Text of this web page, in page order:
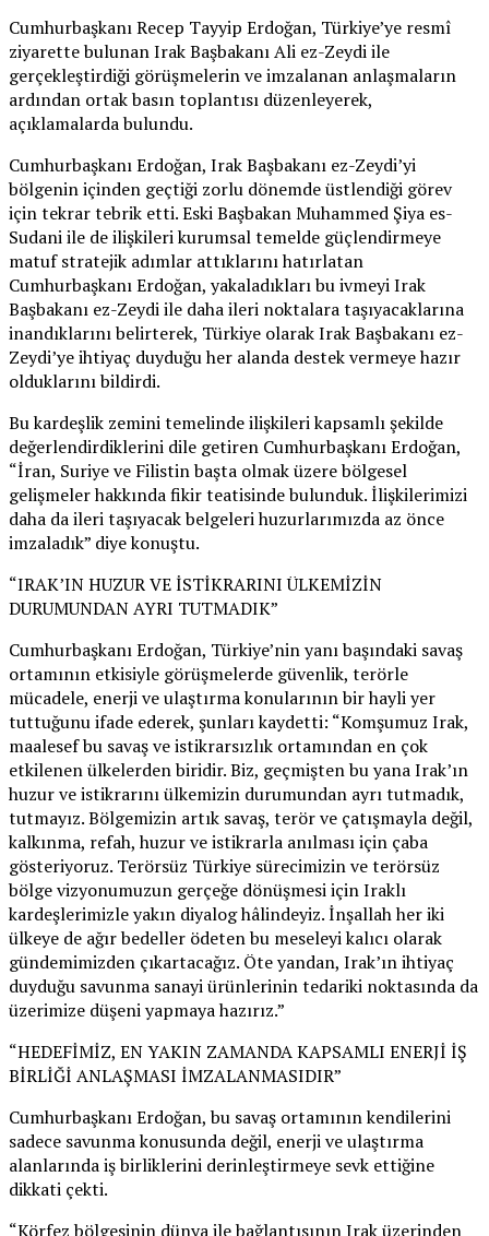
Cumhurbaşkanı Recep Tayyip Erdoğan, Türkiye’ye resmî
ziyarette bulunan Irak Başbakanı Ali ez-Zeydi ile
gerçekleştirdiği görüşmelerin ve imzalanan anlaşmaların
ardından ortak basın toplantısı düzenleyerek,
açıklamalarda bulundu.
Cumhurbaşkanı Erdoğan, Irak Başbakanı ez-Zeydi’yi
bölgenin içinden geçtiği zorlu dönemde üstlendiği görev
için tekrar tebrik etti. Eski Başbakan Muhammed Şiya es-
Sudani ile de ilişkileri kurumsal temelde güçlendirmeye
matuf stratejik adımlar attıklarını hatırlatan
Cumhurbaşkanı Erdoğan, yakaladıkları bu ivmeyi Irak
Başbakanı ez-Zeydi ile daha ileri noktalara taşıyacaklarına
inandıklarını belirterek, Türkiye olarak Irak Başbakanı ez-
Zeydi’ye ihtiyaç duyduğu her alanda destek vermeye hazır
olduklarını bildirdi.
Bu kardeşlik zemini temelinde ilişkileri kapsamlı şekilde
değerlendirdiklerini dile getiren Cumhurbaşkanı Erdoğan,
“İran, Suriye ve Filistin başta olmak üzere bölgesel
gelişmeler hakkında fikir teatisinde bulunduk. İlişkilerimizi
daha da ileri taşıyacak belgeleri huzurlarımızda az önce
imzaladık” diye konuştu.
“IRAK’IN HUZUR VE İSTİKRARINI ÜLKEMİZİN
DURUMUNDAN AYRI TUTMADIK”
Cumhurbaşkanı Erdoğan, Türkiye’nin yanı başındaki savaş
ortamının etkisiyle görüşmelerde güvenlik, terörle
mücadele, enerji ve ulaştırma konularının bir hayli yer
tuttuğunu ifade ederek, şunları kaydetti: “Komşumuz Irak,
maalesef bu savaş ve istikrarsızlık ortamından en çok
etkilenen ülkelerden biridir. Biz, geçmişten bu yana Irak’ın
huzur ve istikrarını ülkemizin durumundan ayrı tutmadık,
tutmayız. Bölgemizin artık savaş, terör ve çatışmayla değil,
kalkınma, refah, huzur ve istikrarla anılması için çaba
gösteriyoruz. Terörsüz Türkiye sürecimizin ve terörsüz
bölge vizyonumuzun gerçeğe dönüşmesi için Iraklı
kardeşlerimizle yakın diyalog hâlindeyiz. İnşallah her iki
ülkeye de ağır bedeller ödeten bu meseleyi kalıcı olarak
gündemimizden çıkartacağız. Öte yandan, Irak’ın ihtiyaç
duyduğu savunma sanayi ürünlerinin tedariki noktasında da
üzerimize düşeni yapmaya hazırız.”
“HEDEFİMİZ, EN YAKIN ZAMANDA KAPSAMLI ENERJİ İŞ
BİRLİĞİ ANLAŞMASI İMZALANMASIDIR”
Cumhurbaşkanı Erdoğan, bu savaş ortamının kendilerini
sadece savunma konusunda değil, enerji ve ulaştırma
alanlarında iş birliklerini derinleştirmeye sevk ettiğine
dikkati çekti.
“Körfez bölgesinin dünya ile bağlantısının Irak üzerinden